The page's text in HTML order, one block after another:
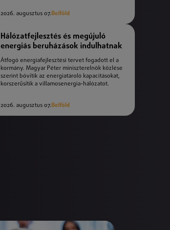
2026. augusztus 07.Belföld
Hálózatfejlesztés és megújuló
energiás beruházások indulhatnak
Átfogó energiafejlesztési tervet fogadott el a
kormány. Magyar Péter miniszterelnök közlése
szerint bővítik az energiatároló kapacitásokat,
korszerűsítik a villamosenergia-hálózatot.
2026. augusztus 07.Belföld